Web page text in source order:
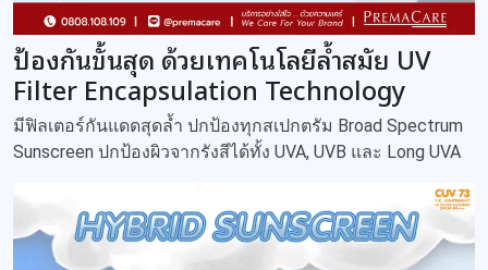
ป้องกันขั้นสุด ด้วยเทคโนโลยีล้ำสมัย UV
Filter Encapsulation Technology
มีฟิลเตอร์กันแดดสุดล้ำ ปกป้องทุกสเปกตรัม Broad Spectrum
Sunscreen ปกป้องผิวจากรังสีได้ทั้ง UVA, UVB และ Long UVA